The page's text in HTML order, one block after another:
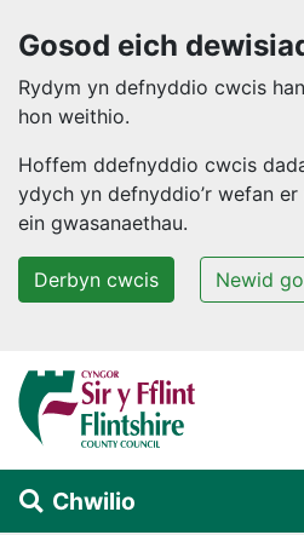
Gosod eich
Rydym yn defnyddio cwcis
hon weithio.
Hoffem ddefnyddio cwcis
ydych yn defnyddio’r wefan
ein gwasanaethau.
Derbyn cwcis Newid
Neidio i'r prif gynnwys
Chwilio